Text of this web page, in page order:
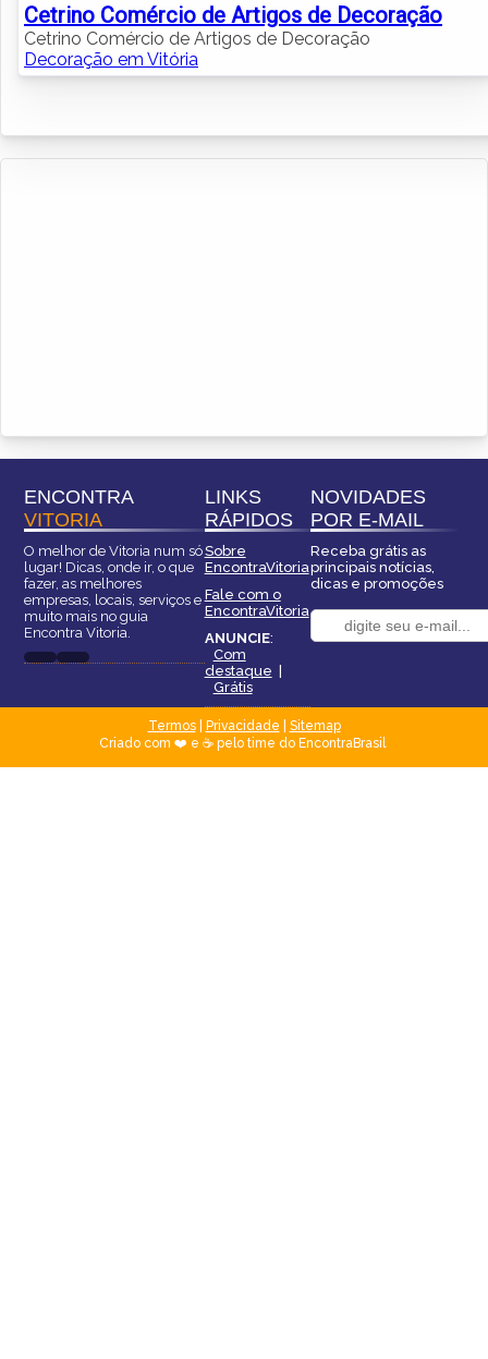
Cetrino Comércio de Artigos de Decoração
Cetrino Comércio de Artigos de Decoração
Decoração em Vitória
ENCONTRA
VITORIA
O melhor de Vitoria num só
lugar! Dicas, onde ir, o que
fazer, as melhores
empresas, locais, serviços e
muito mais no guia
Encontra Vitoria.
LINKS
RÁPIDOS
Sobre
EncontraVitoria
Fale com o
EncontraVitoria
ANUNCIE:
Com
destaque |
Grátis
NOVIDADES
POR E-MAIL
Receba grátis as
principais notícias,
dicas e promoções
Termos| Privacidade
Sitemap
Criado com ❤️ e ☕ pelo time do EncontraBrasil